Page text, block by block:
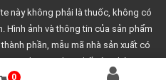
này không phải là thuốc, không có
Hình ảnh và thông tin của sản phẩm
phần, mẫu mã nhà sản xuất có
Ly Pharma chưa thể cập nhật ngay
tức.
0